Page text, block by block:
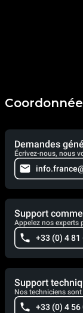
Demandes
Écrivez-nous, nous
Support
Appelez nos experts
+33 (0) 4 81
Support
Nos techniciens
+33 (0) 4 56